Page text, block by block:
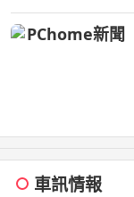
車訊情報